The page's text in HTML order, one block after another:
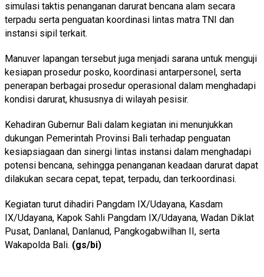
simulasi taktis penanganan darurat bencana alam secara
terpadu serta penguatan koordinasi lintas matra TNI dan
instansi sipil terkait.
Manuver lapangan tersebut juga menjadi sarana untuk menguji
kesiapan prosedur posko, koordinasi antarpersonel, serta
penerapan berbagai prosedur operasional dalam menghadapi
kondisi darurat, khususnya di wilayah pesisir.
Kehadiran Gubernur Bali dalam kegiatan ini menunjukkan
dukungan Pemerintah Provinsi Bali terhadap penguatan
kesiapsiagaan dan sinergi lintas instansi dalam menghadapi
potensi bencana, sehingga penanganan keadaan darurat dapat
dilakukan secara cepat, tepat, terpadu, dan terkoordinasi.
Kegiatan turut dihadiri Pangdam IX/Udayana, Kasdam
IX/Udayana, Kapok Sahli Pangdam IX/Udayana, Wadan Diklat
Pusat, Danlanal, Danlanud, Pangkogabwilhan II, serta
Wakapolda Bali. (gs/bi)